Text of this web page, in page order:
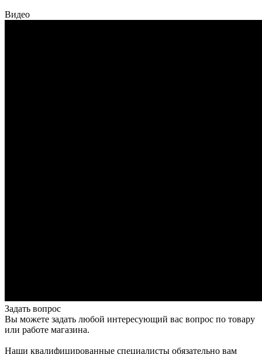
Видео
Задать вопрос
Вы можете задать любой интересующий вас вопрос по товару
или работе магазина.
Наши квалифицированные специалисты обязательно вам